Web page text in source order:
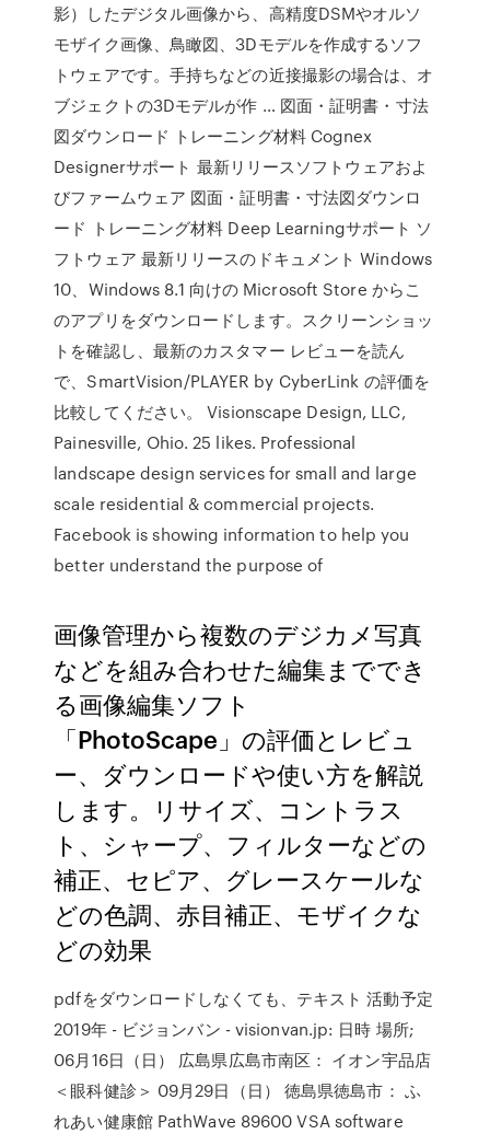
影）したデジタル画像から、高精度DSMやオルソ
モザイク画像、鳥瞰図、3Dモデルを作成するソフ
トウェアです。手持ちなどの近接撮影の場合は、オ
ブジェクトの3Dモデルが作 … 図面・証明書・寸法
図ダウンロード トレーニング材料 Cognex
Designerサポート 最新リリースソフトウェアおよ
びファームウェア 図面・証明書・寸法図ダウンロ
ード トレーニング材料 Deep Learningサポート ソ
フトウェア 最新リリースのドキュメント Windows
10、Windows 8.1 向けの Microsoft Store からこ
のアプリをダウンロードします。スクリーンショッ
トを確認し、最新のカスタマー レビューを読ん
で、SmartVision/PLAYER by CyberLink の評価を
比較してください。 Visionscape Design, LLC,
Painesville, Ohio. 25 likes. Professional
landscape design services for small and large
scale residential & commercial projects.
Facebook is showing information to help you
better understand the purpose of
画像管理から複数のデジカメ写真
などを組み合わせた編集まででき
る画像編集ソフト
「PhotoScape」の評価とレビュ
ー、ダウンロードや使い方を解説
します。リサイズ、コントラス
ト、シャープ、フィルターなどの
補正、セピア、グレースケールな
どの色調、赤目補正、モザイクな
どの効果
pdfをダウンロードしなくても、テキスト 活動予定
2019年 - ビジョンバン - visionvan.jp: 日時 場所;
06月16日（日） 広島県広島市南区： イオン宇品店
＜眼科健診＞ 09月29日（日） 徳島県徳島市： ふ
れあい健康館 PathWave 89600 VSA software